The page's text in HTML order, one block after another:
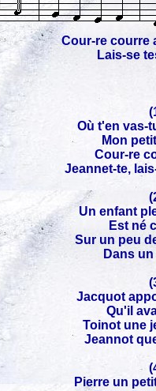
Cour-re courre
Lais-se
Où t'en vas-
Mon
Cour-re
Jeannet-te,
Un enfant
Est né
Sur un peu
Dans
Jacquot
Qu'il
Toinot une
Jeannot
Pierre un